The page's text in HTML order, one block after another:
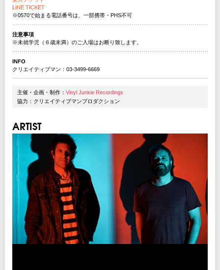
LINE TICKET
※0570で始まる電話番号は、一部携帯・PHS不可
注意事項
※未就学児（６歳未満）のご入場はお断り致します。
INFO
クリエイティブマン：03-3499-6669
主催・企画・制作： Vinyl Junkie Recordings
協力：クリエイティブマンプロダクション
ARTIST